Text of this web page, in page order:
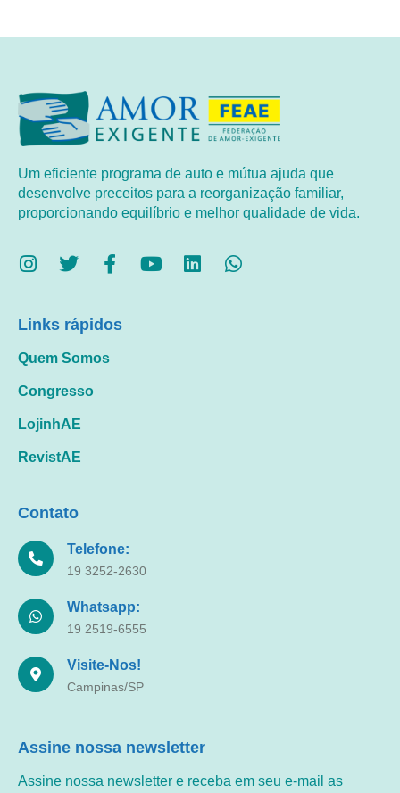
Um eficiente programa de auto e mútua ajuda que
desenvolve preceitos para a reorganização familiar,
proporcionando equilíbrio e melhor qualidade de vida.
Links rápidos
Quem Somos
Congresso
LojinhAE
RevistAE
Contato
Telefone:
19 3252-2630
Whatsapp:
19 2519-6555
Visite-Nos!
Campinas/SP
Assine nossa newsletter
Assine nossa newsletter e receba em seu e-mail as